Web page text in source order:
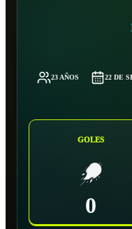
23 AÑOS 22 DE
GOLES
0